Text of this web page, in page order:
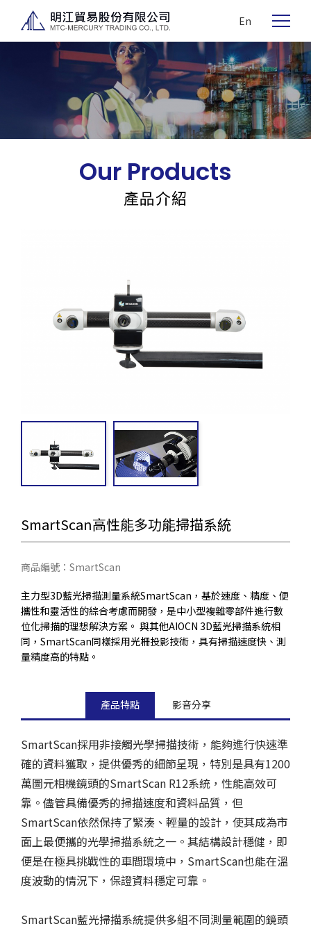
En
Our Products
產品介紹
SmartScan高性能多功能掃描系統
商品編號：SmartScan
主力型3D藍光掃描測量系統SmartScan，基於速度、精度、便
攜性和靈活性的綜合考慮而開發，是中小型複雜零部件進行數
位化掃描的理想解決方案。 與其他AIOCN 3D藍光掃描系統相
同，SmartScan同樣採用光柵投影技術，具有掃描速度快、測
量精度高的特點。
產品特點 影音分享
SmartScan採用非接觸光學掃描技術，能夠進行快速準
確的資料獲取，提供優秀的細節呈現，特別是具有1200
萬圖元相機鏡頭的SmartScan R12系統，性能高效可
靠。儘管具備優秀的掃描速度和資料品質，但
SmartScan依然保持了緊湊、輕量的設計，使其成為市
面上最便攜的光學掃描系統之一。其結構設計穩健，即
便是在極具挑戰性的車間環境中，SmartScan也能在溫
度波動的情況下，保證資料穩定可靠。
SmartScan藍光掃描系統提供多組不同測量範圍的鏡頭